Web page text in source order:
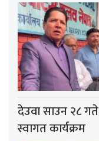
देउवा साउन २८
स्वागत कार्यक्रम